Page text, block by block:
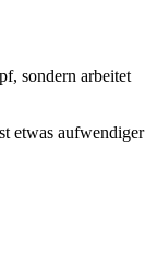
sondern arbeitet
etwas aufwendiger